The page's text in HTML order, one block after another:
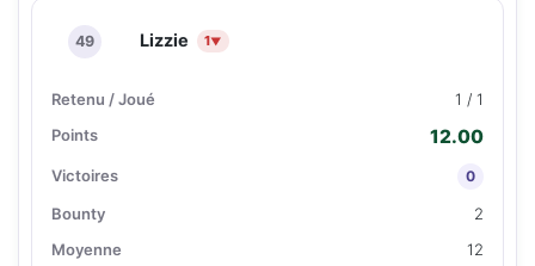
49 Lizzie 1▼
1 / 1
12.00
0
2
12